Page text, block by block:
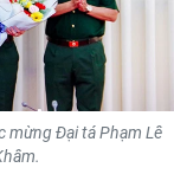
mừng Đại tá Phạm Lê